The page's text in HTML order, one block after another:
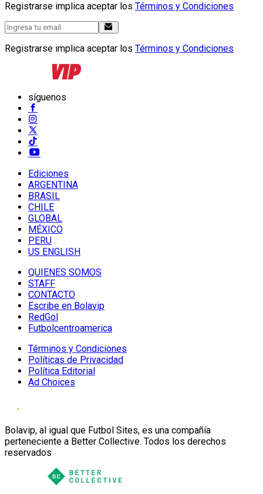
Registrarse implica aceptar los Términos y Condiciones
Registrarse implica aceptar los Términos y Condiciones
síguenos
Ediciones
ARGENTINA
BRASIL
CHILE
GLOBAL
MÉXICO
PERU
US ENGLISH
QUIENES SOMOS
STAFF
CONTACTO
Escribe en Bolavip
RedGol
Futbolcentroamerica
Términos y Condiciones
Políticas de Privacidad
Política Editorial
Ad Choices
Bolavip, al igual que Futbol Sites, es una compañía
perteneciente a Better Collective. Todos los derechos
reservados